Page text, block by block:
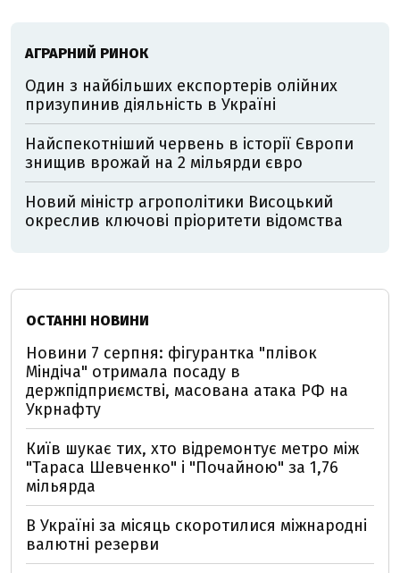
АГРАРНИЙ РИНОК
Один з найбільших експортерів олійних
призупинив діяльність в Україні
Найспекотніший червень в історії Європи
знищив врожай на 2 мільярди євро
Новий міністр агрополітики Висоцький
окреслив ключові пріоритети відомства
ОСТАННІ НОВИНИ
Новини 7 серпня: фігурантка "плівок
Міндіча" отримала посаду в
держпідприємстві, масована атака РФ на
Укрнафту
Київ шукає тих, хто відремонтує метро між
"Тараса Шевченко" і "Почайною" за 1,76
мільярда
В Україні за місяць скоротилися міжнародні
валютні резерви